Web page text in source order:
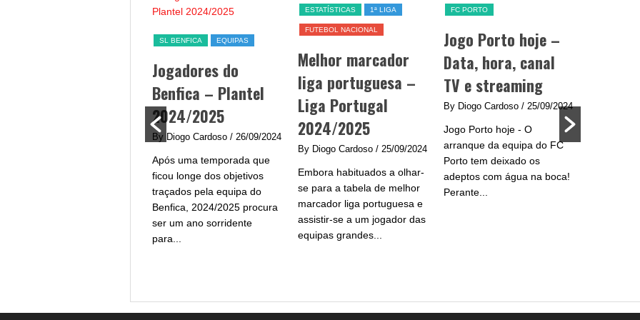
SL BENFICA EQUIPAS
Jogadores do
Benfica – Plantel
2024/2025
By Diogo Cardoso / 26/09/2024
Após uma temporada que
ficou longe dos objetivos
traçados pela equipa do
Benfica, 2024/2025 procura
ser um ano sorridente
para...
ESTATÍSTICAS 1ª LIGA
FUTEBOL NACIONAL
Melhor marcador
liga portuguesa –
Liga Portugal
2024/2025
By Diogo Cardoso / 25/09/2024
Embora habituados a olhar-
se para a tabela de melhor
marcador liga portuguesa e
assistir-se a um jogador das
equipas grandes...
FC PORTO
Jogo Porto hoje –
Data, hora, canal
TV e streaming
By Diogo Cardoso / 25/09/2024
Jogo Porto hoje - O
arranque da equipa do FC
Porto tem deixado os
adeptos com água na boca!
Perante...